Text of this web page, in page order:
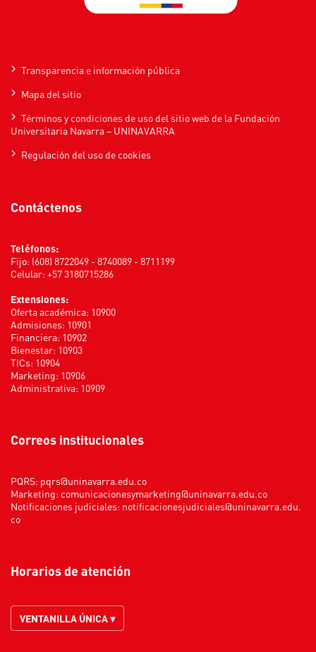
Transparencia e información pública
Mapa del sitio
Términos y condiciones de uso del sitio web de la Fundación
Universitaria Navarra – UNINAVARRA
Regulación del uso de cookies
Contáctenos
Teléfonos:
Fijo: (608) 8722049 - 8740089 - 8711199
Celular: +57 3180715286
Extensiones:
Oferta académica: 10900
Admisiones: 10901
Financiera: 10902
Bienestar: 10903
TICs: 10904
Marketing: 10906
Administrativa: 10909
Correos institucionales
PQRS: pqrs@uninavarra.edu.co
Marketing: comunicacionesymarketing@uninavarra.edu.co
Notificaciones judiciales: notificacionesjudiciales@uninavarra.edu.
co
Horarios de atención
VENTANILLA ÚNICA ▾